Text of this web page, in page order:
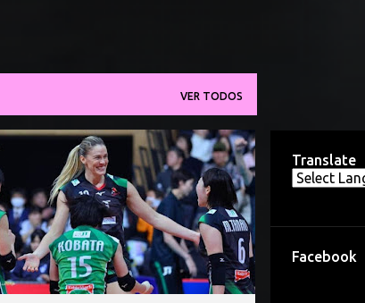
VER TODOS
ANNIE DREWS +3 Translate
Facebook